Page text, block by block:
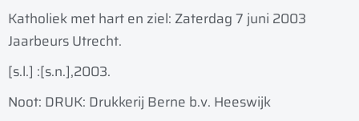
Katholiek met hart en ziel: Zaterdag 7 juni 2003
Jaarbeurs Utrecht.
[s.l.] :[s.n.],2003.
Noot: DRUK: Drukkerij Berne b.v. Heeswijk